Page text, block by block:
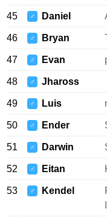
45 ♂ Daniel
46 ♂ Bryan
47 ♂ Evan
48 ♂ Jhaross
49 ♂ Luis
50 ♂ Ender
51 ♂ Darwin
52 ♂ Eitan
53 ♂ Kendel